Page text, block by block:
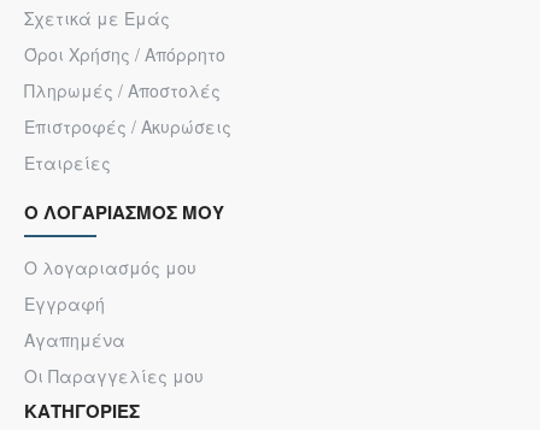
Σχετικά με Εμάς
Όροι Χρήσης / Απόρρητο
Πληρωμές / Αποστολές
Επιστροφές / Ακυρώσεις
Εταιρείες
Ο ΛΟΓΑΡΙΑΣΜΟΣ ΜΟΥ
Ο λογαριασμός μου
Εγγραφή
Αγαπημένα
Οι Παραγγελίες μου
ΚΑΤΗΓΟΡΙΕΣ